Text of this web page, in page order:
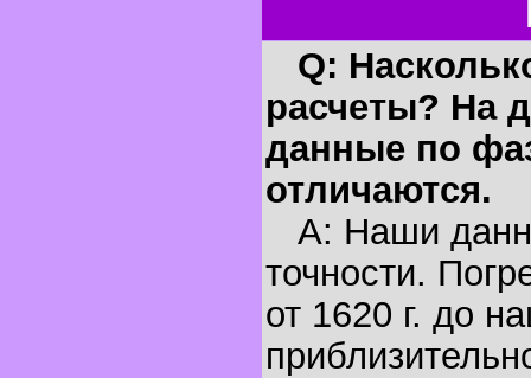
Q:
расчеты? На
данные по
отличаются.
A: Наши
точности.
от 1620 г. до